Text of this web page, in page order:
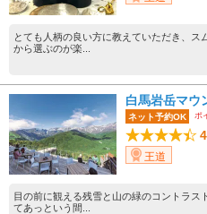
とても人柄の良い方に教えていただき、
から選ぶのが楽...
白馬岩岳マウ
ネット予約OK ポ
王道
目の前に観える残雪と山の緑のコントラス
てあっという間...